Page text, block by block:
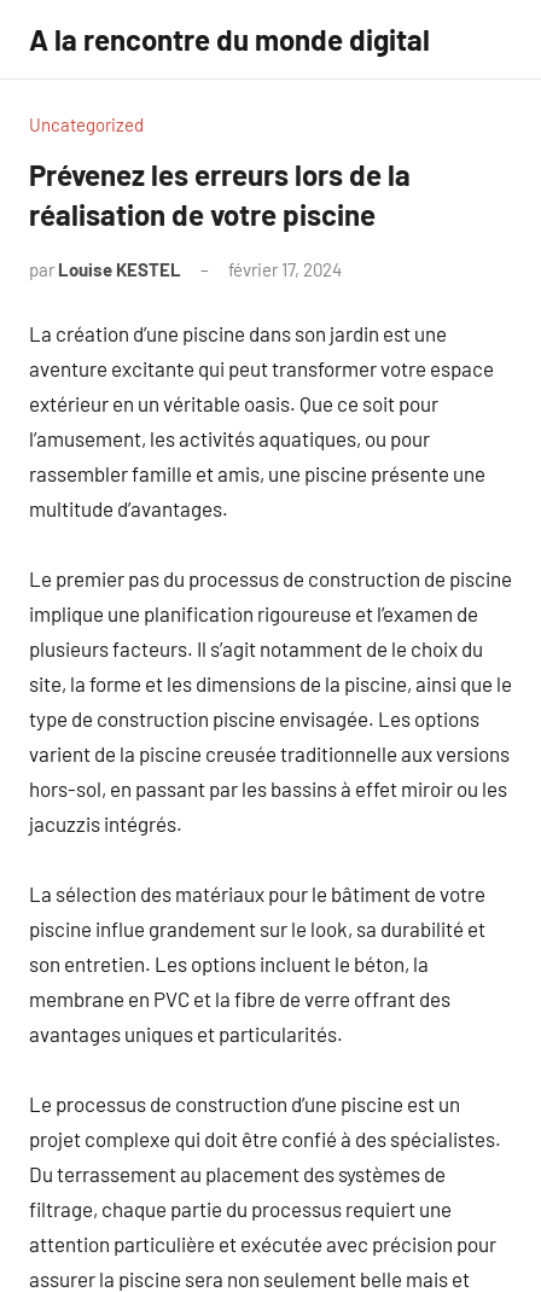
contenu
A la rencontre du monde digital
Uncategorized
Prévenez les erreurs lors de la
réalisation de votre piscine
par Louise KESTEL février 17, 2024
La création d’une piscine dans son jardin est une
aventure excitante qui peut transformer votre espace
extérieur en un véritable oasis. Que ce soit pour
l’amusement, les activités aquatiques, ou pour
rassembler famille et amis, une piscine présente une
multitude d’avantages.
Le premier pas du processus de construction de piscine
implique une planification rigoureuse et l’examen de
plusieurs facteurs. Il s’agit notamment de le choix du
site, la forme et les dimensions de la piscine, ainsi que le
type de construction piscine envisagée. Les options
varient de la piscine creusée traditionnelle aux versions
hors-sol, en passant par les bassins à effet miroir ou les
jacuzzis intégrés.
La sélection des matériaux pour le bâtiment de votre
piscine influe grandement sur le look, sa durabilité et
son entretien. Les options incluent le béton, la
membrane en PVC et la fibre de verre offrant des
avantages uniques et particularités.
Le processus de construction d’une piscine est un
projet complexe qui doit être confié à des spécialistes.
Du terrassement au placement des systèmes de
filtrage, chaque partie du processus requiert une
attention particulière et exécutée avec précision pour
assurer la piscine sera non seulement belle mais et